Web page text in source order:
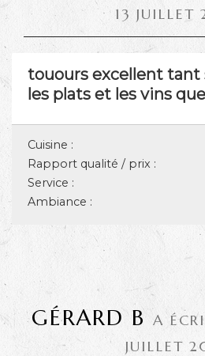
13 JUILLET
touours excellent tant
les plats et les vins
Cuisine :
Rapport qualité / prix :
Service :
Ambiance :
GÉRARD B A
JUILLET